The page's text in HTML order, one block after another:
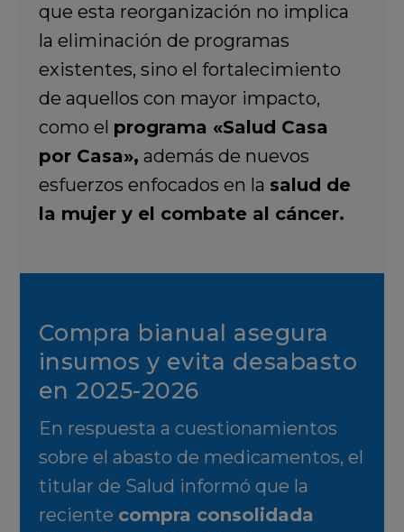
que esta reorganización no implica
la eliminación de programas
existentes, sino el fortalecimiento
de aquellos con mayor impacto,
como el programa «Salud Casa
por Casa», además de nuevos
esfuerzos enfocados en la salud de
la mujer y el combate al cáncer.
Compra bianual asegura
insumos y evita desabasto
en 2025-2026
En respuesta a cuestionamientos
sobre el abasto de medicamentos, el
titular de Salud informó que la
reciente compra consolidada